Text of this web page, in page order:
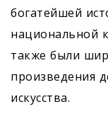
богатейшей
национальной
также были
произведения
искусства.